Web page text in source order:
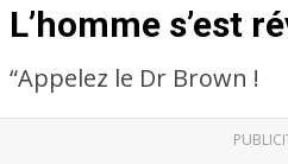
L’homme s’est
“Appelez le Dr Brown !